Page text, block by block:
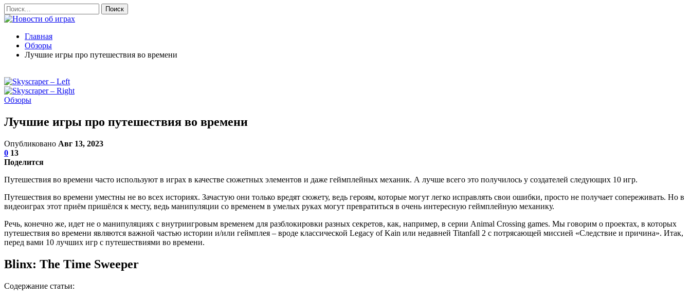
Главная
Обзоры
Лучшие игры про путешествия во времени
Обзоры
Лучшие игры про путешествия во времени
Опубликовано Авг 13, 2023
0 13
Поделится
Путешествия во времени часто используют в играх в качестве сюжетных элементов и даже геймплейных механик. А лучше всего это получилось у создателей следующих 10 игр.
Путешествия во времени уместны не во всех историях. Зачастую они только вредят сюжету, ведь героям, которые могут легко исправлять свои ошибки, просто не получает сопереживать. Но в
видеоиграх этот приём пришёлся к месту, ведь манипуляции со временем в умелых руках могут превратиться в очень интересную геймплейную механику.
Речь, конечно же, идет не о манипуляциях с внутриигровым временем для разблокировки разных секретов, как, например, в серии Animal Crossing games. Мы говорим о проектах, в которых
путешествия во времени являются важной частью истории и/или геймплея – вроде классической Legacy of Kain или недавней Titanfall 2 с потрясающей миссией «Следствие и причина». Итак,
перед вами 10 лучших игр с путешествиями во времени.
Blinx: The Time Sweeper
Содержание статьи: